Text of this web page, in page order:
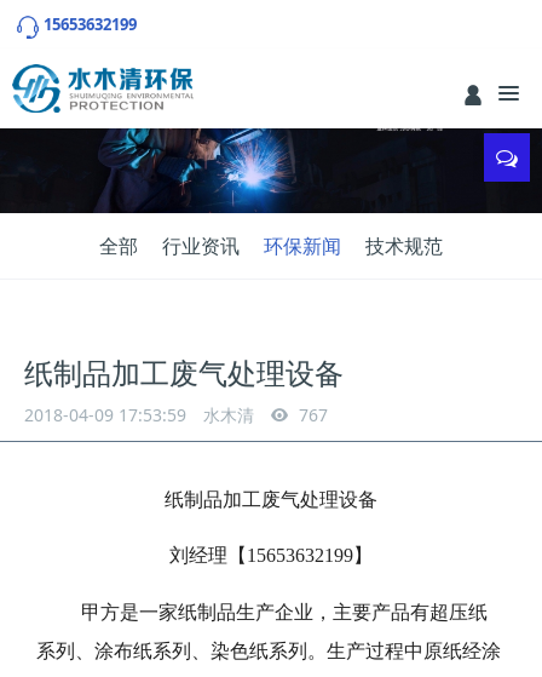
15653632199
全部 行业资讯 环保新闻 技术规范
纸制品加工废气处理设备
2018-04-09 17:53:59 水木清 767
纸制品加工废气处理设备
刘经理【15653632199】
甲方是一家纸制品生产企业，主要产品有超压纸
系列、涂布纸系列、染色纸系列。生产过程中原纸经涂